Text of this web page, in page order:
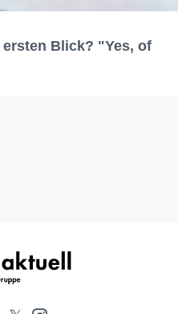
ersten Blick? "Yes, of